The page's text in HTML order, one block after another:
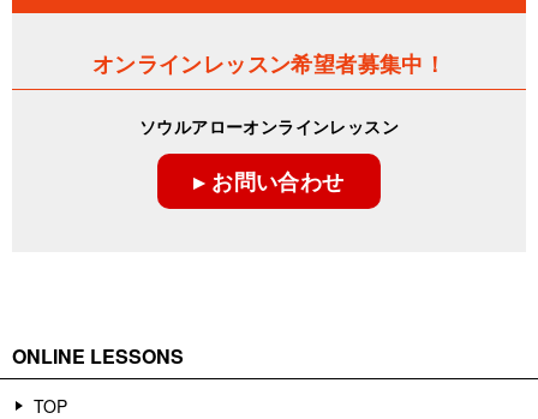
オンラインレッスン希望者募集中！
ソウルアローオンラインレッスン
▸ お問い合わせ
ONLINE LESSONS
TOP